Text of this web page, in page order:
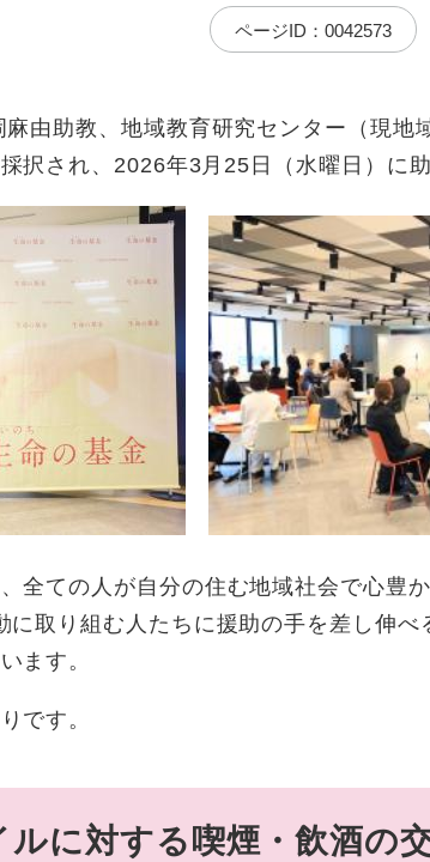
ページID：0042573
由助教、地域教育研究センター（現地
択され、2026年3月25日（水曜日）に
全ての人が自分の住む地域社会で心豊
に取り組む人たちに援助の手を差し伸
ます。
です。
ルに対する喫煙・飲酒の